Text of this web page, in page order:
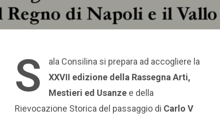
S
ala Consilina si prepara ad accogliere la
XXVII edizione della Rassegna Arti,
Mestieri ed Usanze e della
Rievocazione Storica del passaggio di Carlo V